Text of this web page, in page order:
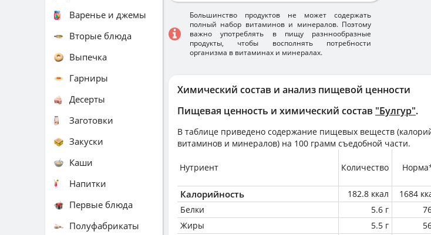
Химический состав и анализ пищевой ценности
Пищевая ценность и химический состав "Булгур".
В таблице приведено содержание пищевых веществ
витаминов и минералов) на 100 грамм съедобной части.
Нутриент Количество
Калорийность 182.8 ккал 1684
Белки
5.6 г
Жиры
5.5 г
Большинство продуктов не может содержать
полный набор витаминов и минералов. Поэтому
важно употреблять в пищу разннообразные
продукты, чтобы восполнять потребности
организма в витаминах и минералах.
Варенье и джемы
Вторые блюда
Выпечка
Гарниры
Десерты
Заготовки
Закуски
Каши
Напитки
Первые блюда
Полуфабрикаты